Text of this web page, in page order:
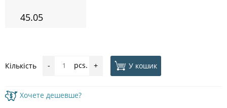
45.05
Кількість - pcs. + У кошик
Хочете дешевше?